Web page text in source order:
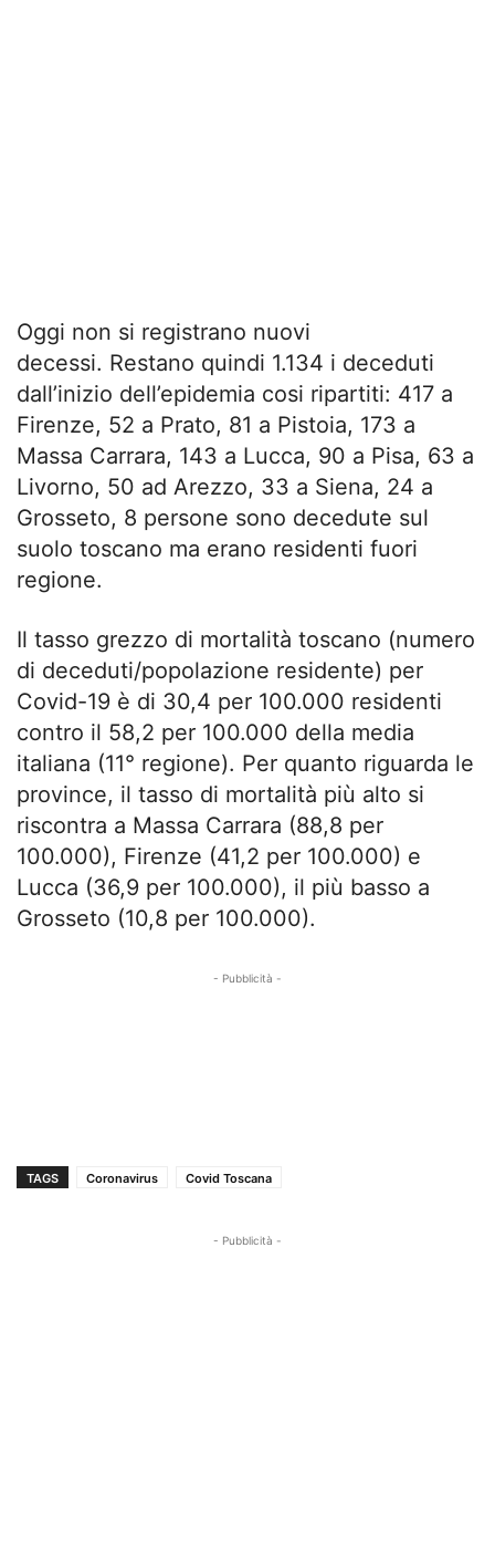
Oggi non si registrano nuovi
decessi. Restano quindi 1.134 i deceduti
dall’inizio dell’epidemia cosi ripartiti: 417 a
Firenze, 52 a Prato, 81 a Pistoia, 173 a
Massa Carrara, 143 a Lucca, 90 a Pisa, 63 a
Livorno, 50 ad Arezzo, 33 a Siena, 24 a
Grosseto, 8 persone sono decedute sul
suolo toscano ma erano residenti fuori
regione.
Il tasso grezzo di mortalità toscano (numero
di deceduti/popolazione residente) per
Covid-19 è di 30,4 per 100.000 residenti
contro il 58,2 per 100.000 della media
italiana (11° regione). Per quanto riguarda le
province, il tasso di mortalità più alto si
riscontra a Massa Carrara (88,8 per
100.000), Firenze (41,2 per 100.000) e
Lucca (36,9 per 100.000), il più basso a
Grosseto (10,8 per 100.000).
- Pubblicità -
TAGS Coronavirus Covid Toscana
- Pubblicità -